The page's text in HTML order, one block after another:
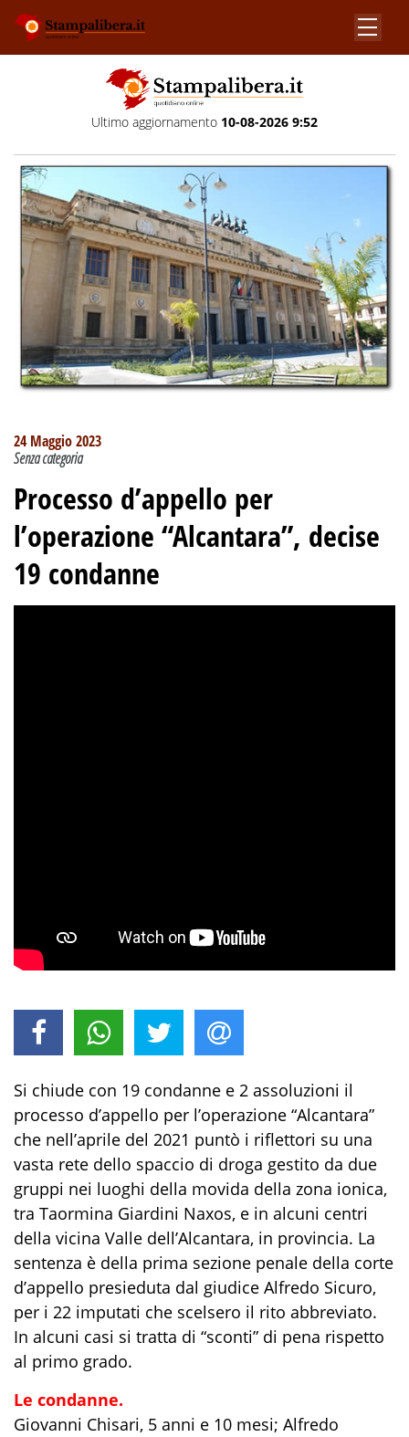
Ultimo aggiornamento 10-08-2026 9:52
24 Maggio 2023
Senza categoria
Processo d’appello per
l’operazione “Alcantara”, decise
19 condanne
Si chiude con 19 condanne e 2 assoluzioni il
processo d’appello per l’operazione “Alcantara”
che nell’aprile del 2021 puntò i riflettori su una
vasta rete dello spaccio di droga gestito da due
gruppi nei luoghi della movida della zona ionica,
tra Taormina Giardini Naxos, e in alcuni centri
della vicina Valle dell’Alcantara, in provincia. La
sentenza è della prima sezione penale della corte
d’appello presieduta dal giudice Alfredo Sicuro,
per i 22 imputati che scelsero il rito abbreviato.
In alcuni casi si tratta di “sconti” di pena rispetto
al primo grado.
Le condanne.
Giovanni Chisari, 5 anni e 10 mesi; Alfredo